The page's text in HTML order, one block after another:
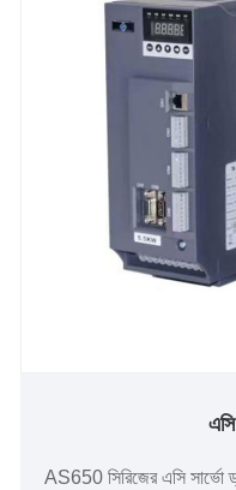
AS650 সিরিজের এসি সার্ভো